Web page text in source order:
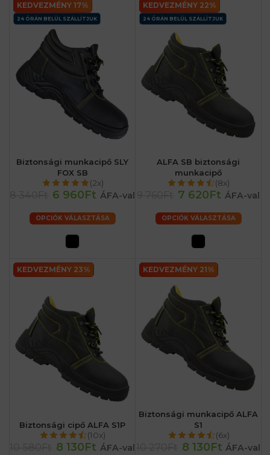
KEDVEZMÉNY 17%
24 ÓRÁN BELÜL SZÁLLÍTJUK
Biztonsági munkacipő SLY
FOX SB
(2x)
6 960Ft ÁFA-val
OPCIÓK VÁLASZTÁSA
KEDVEZMÉNY 22%
24 ÓRÁN BELÜL SZÁLLÍTJUK
ALFA SB biztonsági
munkacipő
(8x)
7 620Ft ÁFA-val
OPCIÓK VÁLASZTÁSA
KEDVEZMÉNY 23%
Biztonsági cipő ALFA S1P
(10x)
8 130Ft ÁFA-val
KEDVEZMÉNY 21%
Biztonsági munkacipő ALFA
S1
(6x)
8 130Ft ÁFA-val